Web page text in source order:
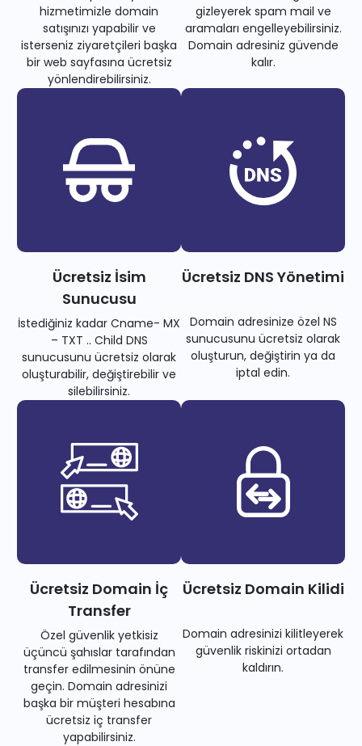
hizmetimizle domain
satışınızı yapabilir ve
isterseniz ziyaretçileri başka
bir web sayfasına ücretsiz
yönlendirebilirsiniz.
gizleyerek spam mail ve
aramaları engelleyebilirsiniz.
Domain adresiniz güvende
kalır.
Ücretsiz İsim
Sunucusu
İstediğiniz kadar Cname- MX
– TXT .. Child DNS
sunucusunu ücretsiz olarak
oluşturabilir, değiştirebilir ve
silebilirsiniz.
Ücretsiz DNS Yönetimi
Domain adresinize özel NS
sunucusunu ücretsiz olarak
oluşturun, değiştirin ya da
iptal edin.
Ücretsiz Domain İç
Transfer
Özel güvenlik yetkisiz
üçüncü şahıslar tarafından
transfer edilmesinin önüne
geçin. Domain adresinizi
başka bir müşteri hesabına
ücretsiz iç transfer
yapabilirsiniz.
Ücretsiz Domain Kilidi
Domain adresinizi kilitleyerek
güvenlik riskinizi ortadan
kaldırın.